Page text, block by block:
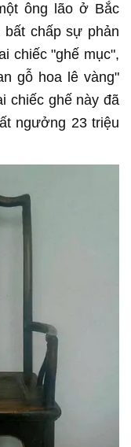
ông lão ở Bắc
chấp sự phản
chiếc "ghế mục",
gỗ hoa lê vàng"
chiếc ghế này đã
ngưởng 23 triệu